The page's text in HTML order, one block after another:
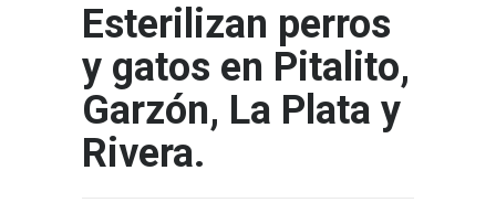
Esterilizan perros
y gatos en Pitalito,
Garzón, La Plata y
Rivera.